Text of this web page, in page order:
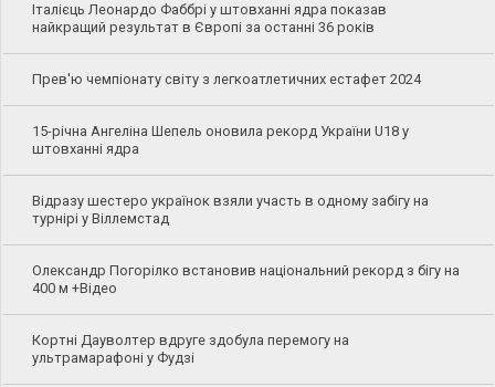
Італієць Леонардо Фаббрі у штовханні ядра показав
найкращий результат в Європі за останні 36 років
Прев'ю чемпіонату світу з легкоатлетичних естафет 2024
15-річна Ангеліна Шепель оновила рекорд України U18 у
штовханні ядра
Відразу шестеро українок взяли участь в одному забігу на
турнірі у Віллемстад
Олександр Погорілко встановив національний рекорд з бігу на
400 м +Відео
Кортні Дауволтер вдруге здобула перемогу на
ультрамарафоні у Фудзі